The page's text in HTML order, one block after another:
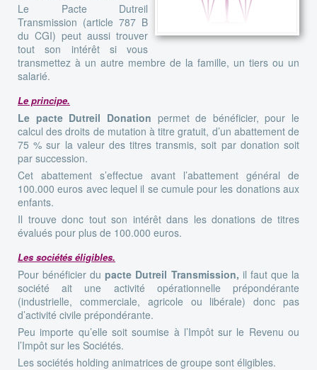
Le Pacte Dutreil
Transmission (article 787 B
du CGI) peut aussi trouver
tout son intérêt si vous
transmettez à un autre membre de la famille, un tiers ou un
salarié.
Le principe.
Le pacte Dutreil Donation permet de bénéficier, pour le
calcul des droits de mutation à titre gratuit, d’un abattement de
75 % sur la valeur des titres transmis, soit par donation soit
par succession.
Cet abattement s’effectue avant l’abattement général de
100.000 euros avec lequel il se cumule pour les donations aux
enfants.
Il trouve donc tout son intérêt dans les donations de titres
évalués pour plus de 100.000 euros.
Les sociétés éligibles.
Pour bénéficier dupacte Dutreil Transmission, il faut que la
société ait une activité opérationnelle prépondérante
(industrielle, commerciale, agricole ou libérale) donc pas
d’activité civile prépondérante.
Peu importe qu’elle soit soumise à l’Impôt sur le Revenu ou
l’Impôt sur les Sociétés.
Les sociétés holding animatrices de groupe sont éligibles.